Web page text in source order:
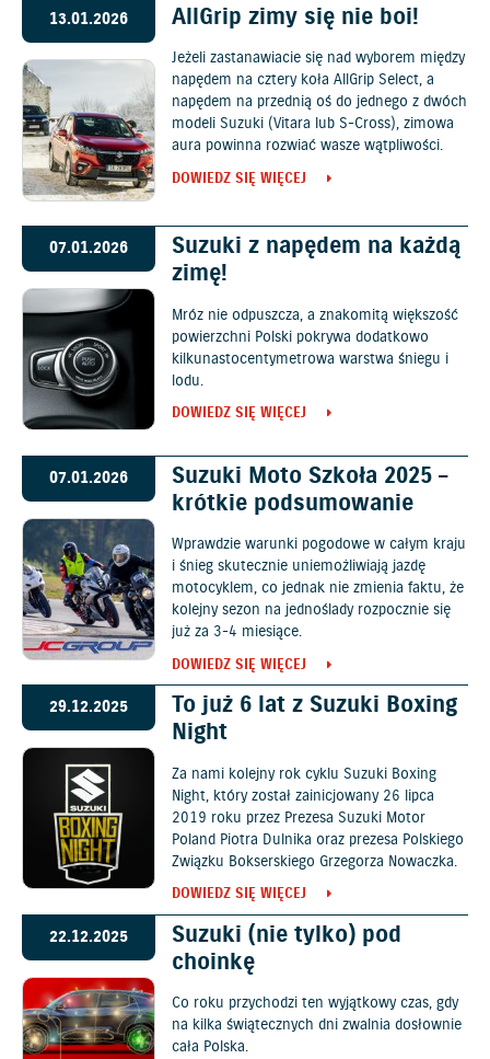
13.01.2026 AllGrip zimy się nie boi!
Jeżeli zastanawiacie się nad wyborem między
napędem na cztery koła AllGrip Select, a
napędem na przednią oś do jednego z dwóch
modeli Suzuki (Vitara lub S-Cross), zimowa
aura powinna rozwiać wasze wątpliwości.
DOWIEDZ SIĘ WIĘCEJ
07.01.2026
Suzuki z napędem na każdą
zimę!
Mróz nie odpuszcza, a znakomitą większość
powierzchni Polski pokrywa dodatkowo
kilkunastocentymetrowa warstwa śniegu i
lodu.
DOWIEDZ SIĘ WIĘCEJ
07.01.2026
Suzuki Moto Szkoła 2025 –
krótkie podsumowanie
Wprawdzie warunki pogodowe w całym kraju
i śnieg skutecznie uniemożliwiają jazdę
motocyklem, co jednak nie zmienia faktu, że
kolejny sezon na jednoślady rozpocznie się
już za 3-4 miesiące.
DOWIEDZ SIĘ WIĘCEJ
29.12.2025
To już 6 lat z Suzuki Boxing
Night
Za nami kolejny rok cyklu Suzuki Boxing
Night, który został zainicjowany 26 lipca
2019 roku przez Prezesa Suzuki Motor
Poland Piotra Dulnika oraz prezesa Polskiego
Związku Bokserskiego Grzegorza Nowaczka.
DOWIEDZ SIĘ WIĘCEJ
22.12.2025
Suzuki (nie tylko) pod
choinkę
Co roku przychodzi ten wyjątkowy czas, gdy
na kilka świątecznych dni zwalnia dosłownie
cała Polska.